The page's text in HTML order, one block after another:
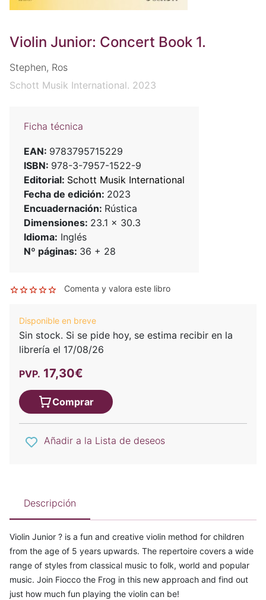
Violin Junior: Concert Book 1.
Stephen, Ros
Schott Musik International. 2023
Ficha técnica
EAN: 9783795715229
ISBN: 978-3-7957-1522-9
Editorial: Schott Musik International
Fecha de edición: 2023
Encuadernación: Rústica
Dimensiones: 23.1 x 30.3
Idioma: Inglés
Nº páginas: 36 + 28
Comenta y valora este libro
Disponible en breve
Sin stock. Si se pide hoy, se estima recibir en la
librería el 17/08/26
PVP. 17,30€
Comprar
Añadir a la Lista de deseos
Descripción
Violin Junior ? is a fun and creative violin method for children
from the age of 5 years upwards. The repertoire covers a wide
range of styles from classical music to folk, world and popular
music. Join Fiocco the Frog in this new approach and find out
just how much fun playing the violin can be!